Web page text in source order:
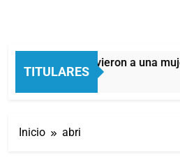
TITULARES
Quilmes: detuvieron a una
1 Hora Atrás
Inicio abri